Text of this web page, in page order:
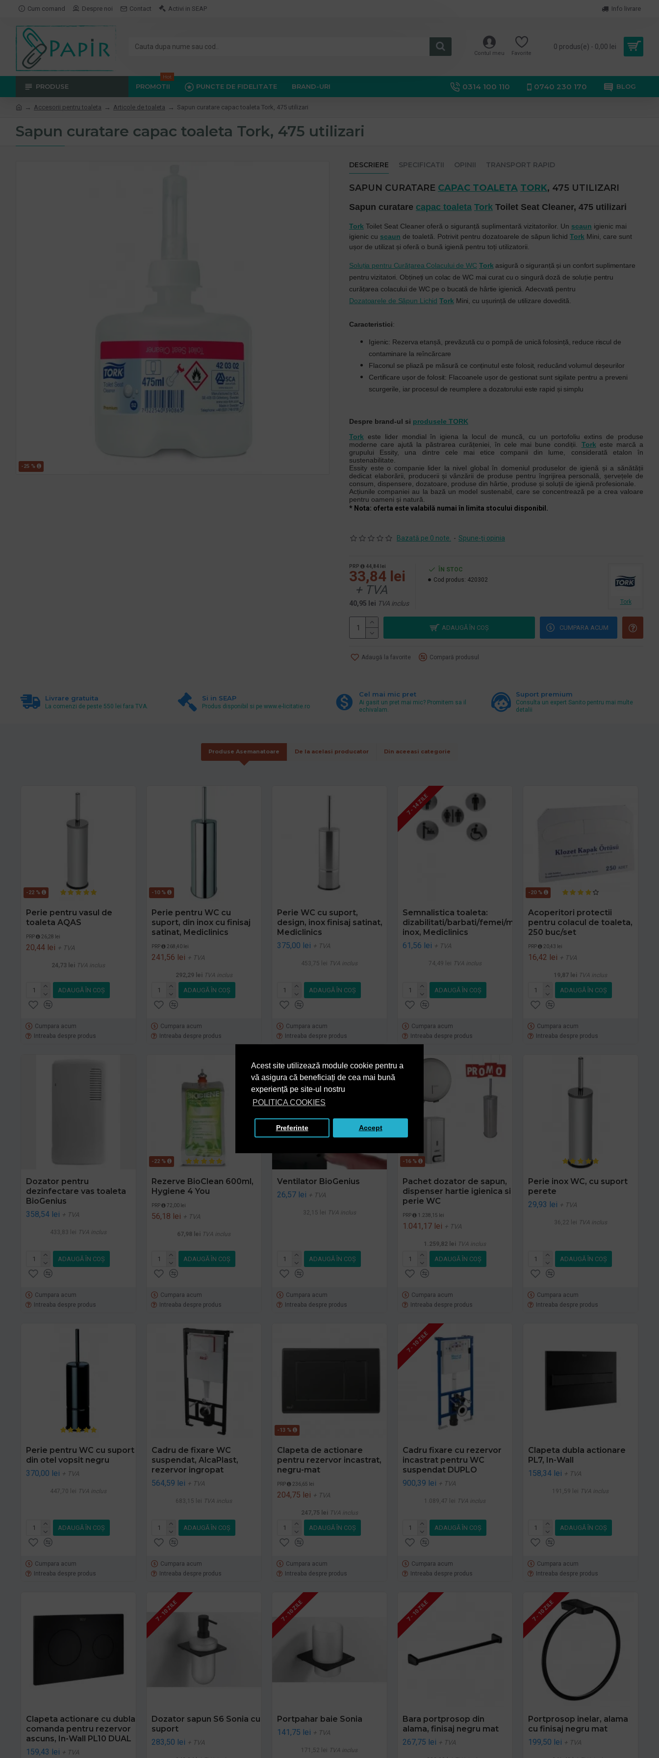
Acest site utilizează module cookie pentru a
vă asigura că beneficiați de cea mai bună
experiență pe site-ul nostru
POLITICA COOKIES
Preferinte Accept
Cum comand Despre noi Contact Activi in SEAP Info livrare
Contul meu Favorite
0 produs(e) - 0,00 lei
PRODUSE PROMOTII
Hot
PUNCTE DE FIDELITATE BRAND-URI 0314 100 110 0740 230 170 BLOG
Accesorii pentru toaleta Articole de toaleta Sapun curatare capac toaleta Tork, 475 utilizari
Sapun curatare capac toaleta Tork, 475 utilizari
-25 %
DESCRIERE SPECIFICATII OPINII TRANSPORT RAPID
SAPUN CURATARE CAPAC TOALETA TORK, 475 UTILIZARI
Sapun curatare capac toaleta Tork Toilet Seat Cleaner, 475 utilizari
Tork Toilet Seat Cleaner oferă o siguranță suplimentară vizitatorilor. Un scaun igienic mai
igienic cu scaun de toaletă. Potrivit pentru dozatoarele de săpun lichid Tork Mini, care sunt
ușor de utilizat și oferă o bună igienă pentru toți utilizatorii.
Soluția pentru Curățarea Colacului de WC Tork asigură o siguranță și un confort suplimentare
pentru vizitatori. Obțineți un colac de WC mai curat cu o singură doză de soluție pentru
curățarea colacului de WC pe o bucată de hârtie igienică. Adecvată pentru
Dozatoarele de Săpun Lichid Tork Mini, cu ușurință de utilizare dovedită.
Caracteristici:
Igienic: Rezerva etanșă, prevăzută cu o pompă de unică folosință, reduce riscul de
contaminare la reîncărcare
Flaconul se pliază pe măsură ce conținutul este folosit, reducând volumul deșeurilor
Certificare ușor de folosit: Flacoanele ușor de gestionat sunt sigilate pentru a preveni
scurgerile, iar procesul de reumplere a dozatorului este rapid și simplu
Despre brand-ul si produsele TORK
Tork este lider mondial în igiena la locul de muncă, cu un portofoliu extins de produse
moderne care ajută la păstrarea curățeniei, în cele mai bune condiții. Tork este marcă a
grupului Essity, una dintre cele mai etice companii din lume, considerată etalon în
sustenabilitate.
Essity este o companie lider la nivel global în domeniul produselor de igienă și a sănătății
dedicat elaborării, producerii și vânzării de produse pentru îngrijirea personală, șervețele de
consum, dispensere, dozatoare, produse din hârtie, produse și soluții de igienă profesionale.
Acțiunile companiei au la bază un model sustenabil, care se concentrează pe a crea valoare
pentru oameni și natură.
* Nota: oferta este valabilă numai în limita stocului disponibil.
Bazată pe 0 note. - Spune-ţi opinia
PRP 44,84 lei
33,84 lei
+ TVA
40,95 lei TVA inclus
ÎN STOC
Cod produs: 420302
Tork
ADAUGĂ ÎN COŞ CUMPARA ACUM
Adaugă la favorite Compară produsul
Livrare gratuita
La comenzi de peste 550 lei fara TVA.
Si in SEAP
Produs disponibil si pe www.e-licitatie.ro
Cel mai mic pret
Ai gasit un pret mai mic? Promitem sa il
echivalam.
Suport premium
Consulta un expert Sanito pentru mai multe
detalii
Produse Asemanatoare De la acelasi producator Din aceeasi categorie
-22 %
Perie pentru vasul de
toaleta AQAS
PRP 26,28 lei
20,44 lei + TVA
24,73 lei TVA inclus
ADAUGĂ ÎN COŞ
Cumpara acum
Intreaba despre produs
-10 %
Perie pentru WC cu
suport, din inox cu finisaj
satinat, Mediclinics
PRP 268,40 lei
241,56 lei + TVA
292,29 lei TVA inclus
ADAUGĂ ÎN COŞ
Cumpara acum
Intreaba despre produs
Perie WC cu suport,
design, inox finisaj satinat,
Mediclinics
375,00 lei + TVA
453,75 lei TVA inclus
ADAUGĂ ÎN COŞ
Cumpara acum
Intreaba despre produs
7 - 14 ZILE
Semnalistica toaleta:
dizabilitati/barbati/femei/mama&copilul,
inox, Mediclinics
61,56 lei + TVA
74,49 lei TVA inclus
ADAUGĂ ÎN COŞ
Cumpara acum
Intreaba despre produs
-20 %
Acoperitori protectii
pentru colacul de toaleta,
250 buc/set
PRP 20,43 lei
16,42 lei + TVA
19,87 lei TVA inclus
ADAUGĂ ÎN COŞ
Cumpara acum
Intreaba despre produs
Dozator pentru
dezinfectare vas toaleta
BioGenius
358,54 lei + TVA
433,83 lei TVA inclus
ADAUGĂ ÎN COŞ
Cumpara acum
Intreaba despre produs
-22 %
Rezerve BioClean 600ml,
Hygiene 4 You
PRP 72,00 lei
56,18 lei + TVA
67,98 lei TVA inclus
ADAUGĂ ÎN COŞ
Cumpara acum
Intreaba despre produs
Ventilator BioGenius
26,57 lei + TVA
32,15 lei TVA inclus
ADAUGĂ ÎN COŞ
Cumpara acum
Intreaba despre produs
-16 %
Pachet dozator de sapun,
dispenser hartie igienica si
perie WC
PRP 1.238,15 lei
1.041,17 lei + TVA
1.259,82 lei TVA inclus
ADAUGĂ ÎN COŞ
Cumpara acum
Intreaba despre produs
Perie inox WC, cu suport
perete
29,93 lei + TVA
36,22 lei TVA inclus
ADAUGĂ ÎN COŞ
Cumpara acum
Intreaba despre produs
Perie pentru WC cu suport
din otel vopsit negru
370,00 lei + TVA
447,70 lei TVA inclus
ADAUGĂ ÎN COŞ
Cumpara acum
Intreaba despre produs
Cadru de fixare WC
suspendat, AlcaPlast,
rezervor ingropat
564,59 lei + TVA
683,15 lei TVA inclus
ADAUGĂ ÎN COŞ
Cumpara acum
Intreaba despre produs
-13 %
Clapeta de actionare
pentru rezervor incastrat,
negru-mat
PRP 236,65 lei
204,75 lei + TVA
247,75 lei TVA inclus
ADAUGĂ ÎN COŞ
Cumpara acum
Intreaba despre produs
7 - 10 ZILE
Cadru fixare cu rezervor
incastrat pentru WC
suspendat DUPLO
900,39 lei + TVA
1.089,47 lei TVA inclus
ADAUGĂ ÎN COŞ
Cumpara acum
Intreaba despre produs
Clapeta dubla actionare
PL7, In-Wall
158,34 lei + TVA
191,59 lei TVA inclus
ADAUGĂ ÎN COŞ
Cumpara acum
Intreaba despre produs
Clapeta actionare cu dubla
comanda pentru rezervor
ascuns, In-Wall PL10 DUAL
159,43 lei + TVA
7 - 10 ZILE
Dozator sapun S6 Sonia cu
suport
283,50 lei + TVA
7 - 10 ZILE
Portpahar baie Sonia
141,75 lei + TVA
171,52 lei TVA inclus
7 - 10 ZILE
Bara portprosop din
alama, finisaj negru mat
267,75 lei + TVA
7 - 10 ZILE
Portprosop inelar, alama
cu finisaj negru mat
199,50 lei + TVA